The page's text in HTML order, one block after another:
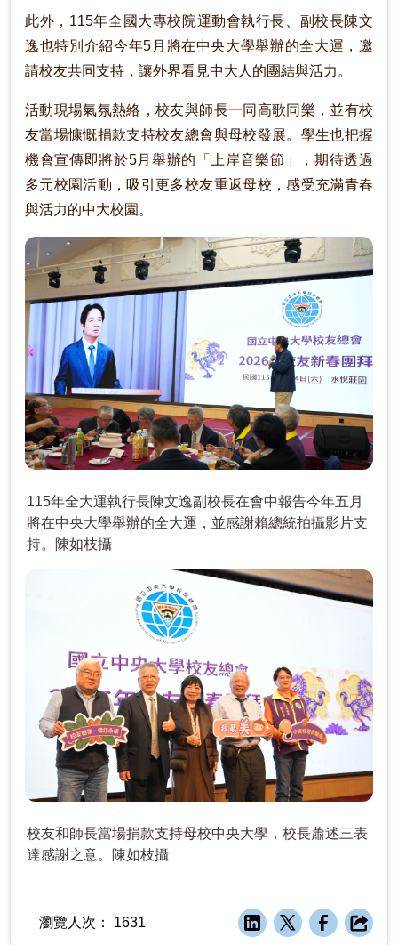
此外，115年全國大專校院運動會執行長、副校長陳文
逸也特別介紹今年5月將在中央大學舉辦的全大運，邀
請校友共同支持，讓外界看見中大人的團結與活力。
活動現場氣氛熱絡，校友與師長一同高歌同樂，並有校
友當場慷慨捐款支持校友總會與母校發展。學生也把握
機會宣傳即將於5月舉辦的「上岸音樂節」，期待透過
多元校園活動，吸引更多校友重返母校，感受充滿青春
與活力的中大校園。
115年全大運執行長陳文逸副校長在會中報告今年五月
將在中央大學舉辦的全大運，並感謝賴總統拍攝影片支
持。陳如枝攝
校友和師長當場捐款支持母校中央大學，校長蕭述三表
達感謝之意。陳如枝攝
瀏覽人次： 1631